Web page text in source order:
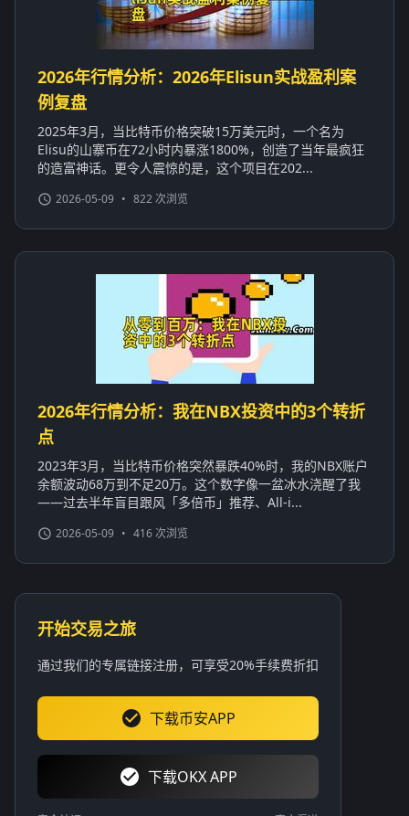
2026年行情分析：2026年Elisun实战盈利案
例复盘
2025年3月，当比特币价格突破15万美元时，一个名为
Elisu的山寨币在72小时内暴涨1800%，创造了当年最疯狂
的造富神话。更令人震惊的是，这个项目在202...
2026-05-09 • 822 次浏览
2026年行情分析：我在NBX投资中的3个转折
点
2023年3月，当比特币价格突然暴跌40%时，我的NBX账户
余额波动68万到不足20万。这个数字像一盆冰水浇醒了我
——过去半年盲目跟风「多倍币」推荐、All-i...
2026-05-09 • 416 次浏览
开始交易之旅
通过我们的专属链接注册，可享受20%手续费折扣
下载币安APP
下载OKX APP